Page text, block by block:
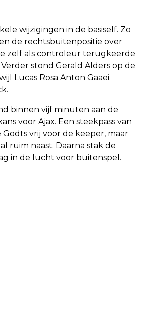
wijzigingen in de basiself. Zo
de rechtsbuitenpositie over
zelf als controleur terugkeerde
stond Gerald Alders op de
Lucas Rosa Anton Gaaei
binnen vijf minuten aan de
voor Ajax. Een steekpass van
vrij voor de keeper, maar
ruim naast. Daarna stak de
in de lucht voor buitenspel.